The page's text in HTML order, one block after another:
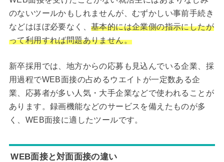
のないツールかもしれませんが、むずかしい事前手続き
などはほぼ必要なく、 基本的には企業側の指示にしたが
って利用すれば問題ありません。
新卒採用では、地方からの応募も見込んでいる企業、採
用過程でWEB面接の占めるウエイトが一定数ある企
業、応募者が多い人気・大手企業などで使われることが
あります。録画機能などのサービスを備えたものが多
く、WEB面接に適したツールです。
WEB面接と対面面接の違い